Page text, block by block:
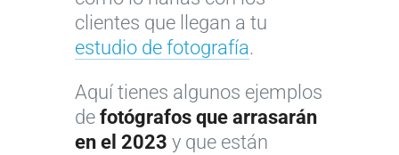
clientes que llegan a tu
estudio de fotografía.
Aquí tienes algunos ejemplos
de fotógrafos que arrasarán
en el 2023 y que están